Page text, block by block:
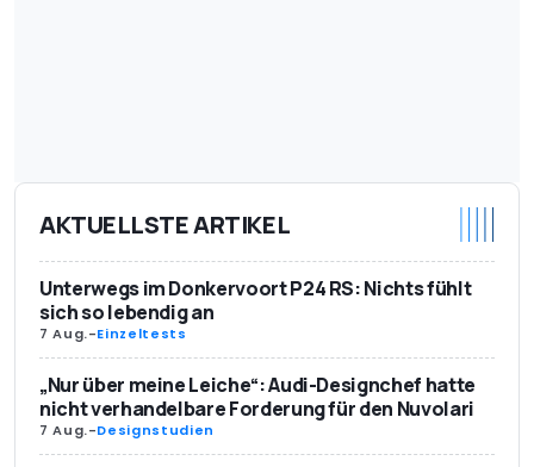
AKTUELLSTE ARTIKEL
Unterwegs im Donkervoort P24 RS: Nichts fühlt
sich so lebendig an
7 Aug.-Einzeltests
„Nur über meine Leiche“: Audi-Designchef hatte
nicht verhandelbare Forderung für den Nuvolari
7 Aug.-Designstudien